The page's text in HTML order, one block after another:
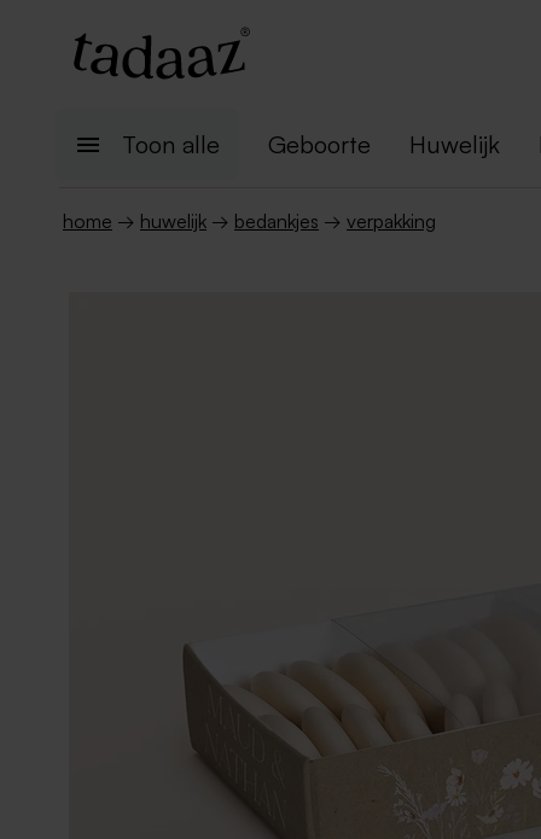
Toon alle Geboorte Huwelijk
home → huwelijk → bedankjes → verpakking